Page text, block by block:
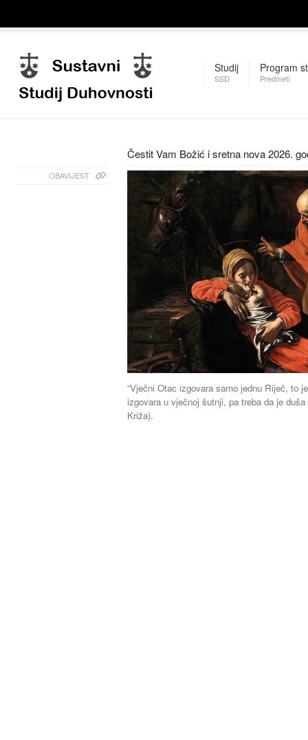
Studij
SSD
Program
Predmeti
Čestit Vam Božić i sretna nova 2026.
OBAVIJEST
“Vječni Otac izgovara samo jednu Riječ, to
izgovara u vječnoj šutnji, pa treba da je
Križa).